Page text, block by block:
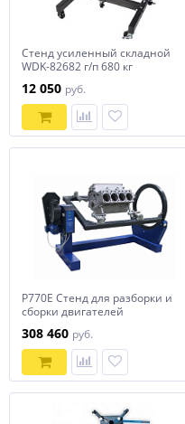
Стенд усиленный складной
WDK-82682 г/п 680 кг
12 050 руб.
Р770Е Стенд для разборки и
сборки двигателей
308 460 руб.